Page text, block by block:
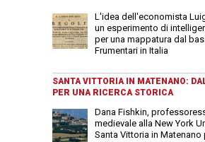
L'idea dell'economista
un esperimento di
per una mappatura dal
Frumentari in Italia
SANTA VITTORIA IN MATENANO:
PER UNA RICERCA STORICA
Dana Fishkin,
medievale alla New York
Santa Vittoria in Matenano